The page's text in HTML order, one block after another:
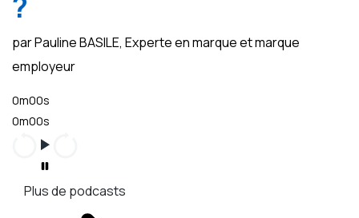
par Pauline BASILE, Experte en marque et marque
employeur
0m00s
0m00s
Plus de podcasts